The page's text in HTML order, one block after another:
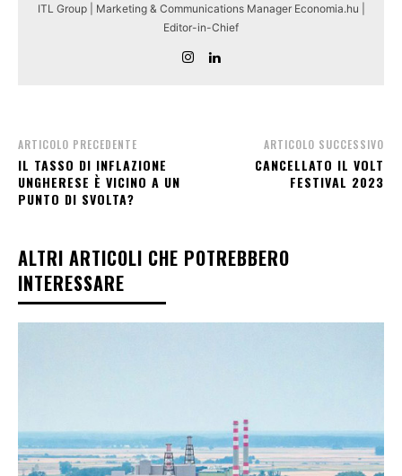
ITL Group | Marketing & Communications Manager Economia.hu |
Editor-in-Chief
ARTICOLO PRECEDENTE
IL TASSO DI INFLAZIONE
UNGHERESE È VICINO A UN
PUNTO DI SVOLTA?
ARTICOLO SUCCESSIVO
CANCELLATO IL VOLT
FESTIVAL 2023
ALTRI ARTICOLI CHE POTREBBERO
INTERESSARE